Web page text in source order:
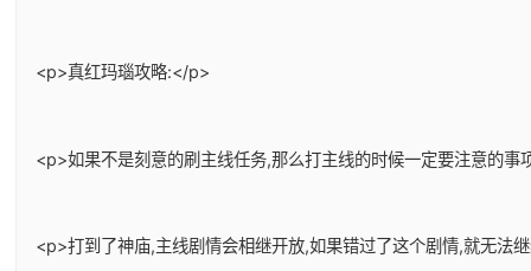
<p>真红玛瑙攻略:</p>
<p>如果不是刻意的刷主线任务,那么打主线的时候一定要注意的
<p>打到了神庙,主线剧情会相继开放,如果错过了这个剧情,就无法